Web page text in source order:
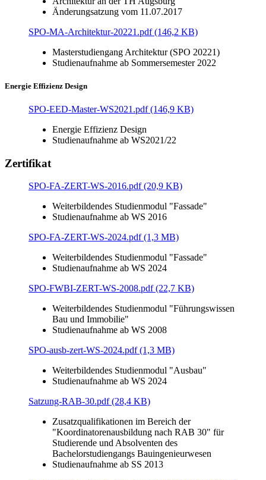
Änderungsatzung vom 11.07.2017
SPO-MA-Architektur-20221.pdf (146,2 KB)
Masterstudiengang Architektur (SPO 20221)
Studienaufnahme ab Sommersemester 2022
Energie Effizienz Design
SPO-EED-Master-WS2021.pdf (146,9 KB)
Energie Effizienz Design
Studienaufnahme ab WS2021/22
Zertifikat
SPO-FA-ZERT-WS-2016.pdf (20,9 KB)
Weiterbildendes Studienmodul "Fassade"
Studienaufnahme ab WS 2016
SPO-FA-ZERT-WS-2024.pdf (1,3 MB)
Weiterbildendes Studienmodul "Fassade"
Studienaufnahme ab WS 2024
SPO-FWBI-ZERT-WS-2008.pdf (22,7 KB)
Weiterbildendes Studienmodul "Führungswissen
Bau und Immobilie"
Studienaufnahme ab WS 2008
SPO-ausb-zert-WS-2024.pdf (1,3 MB)
Weiterbildendes Studienmodul "Ausbau"
Studienaufnahme ab WS 2024
Satzung-RAB-30.pdf (28,4 KB)
Zusatzqualifikationen im Bereich der
"Koordinatorenausbildung nach RAB 30" für
Studierende und Absolventen des
Bachelorstudiengangs Bauingenieurwesen
Studienaufnahme ab SS 2013